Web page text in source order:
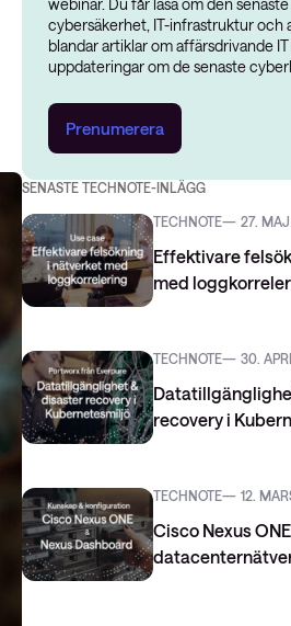
webinar. Du får läsa om den
cybersäkerhet, IT-infrastruktur och
blandar artiklar om affärsdrivande
uppdateringar om de senaste
Prenumerera
SENASTE TECHNOTE-INLÄGG
TECHNOTE 27.
Effektivare
med
TECHNOTE 30.
recovery i
TECHNOTE 12.
Cisco Nexus